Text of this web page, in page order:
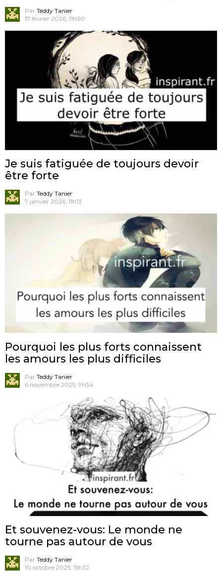
Par Teddy Tanier
17 février 2026, 11h30
Je suis fatiguée de toujours devoir
être forte
Par Teddy Tanier
7 janvier 2026, 11h13
Pourquoi les plus forts connaissent
les amours les plus difficiles
Par Teddy Tanier
6 novembre 2025, 9h34
Et souvenez-vous: Le monde ne
tourne pas autour de vous
Par Teddy Tanier
10 octobre 2025, 15h32